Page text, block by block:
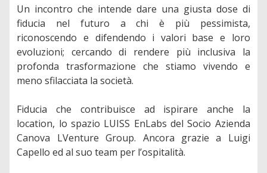
Un incontro che intende dare una giusta dose di
fiducia nel futuro a chi è più pessimista,
riconoscendo e difendendo i valori base e loro
evoluzioni; cercando di rendere più inclusiva la
profonda trasformazione che stiamo vivendo e
meno sfilacciata la società.
Fiducia che contribuisce ad ispirare anche la
location, lo spazio LUISS EnLabs del Socio Azienda
Canova LVenture Group. Ancora grazie a Luigi
Capello ed al suo team per l’ospitalità.